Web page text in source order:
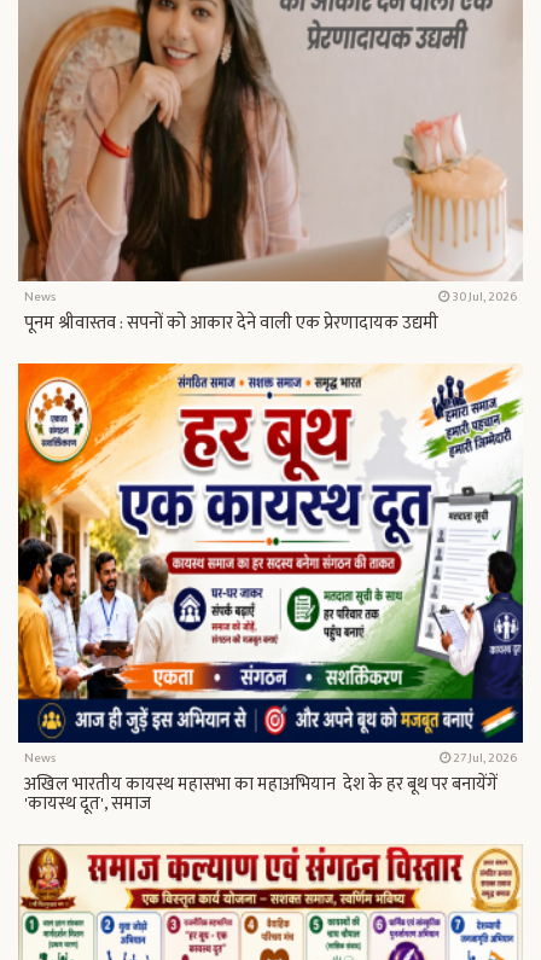
News 30 Jul, 2026
पूनम श्रीवास्तव : सपनों को आकार देने वाली एक प्रेरणादायक उद्यमी
News 27 Jul, 2026
अखिल भारतीय कायस्थ महासभा का महाअभियान देश के हर बूथ पर बनायेंगें
'कायस्थ दूत', समाज